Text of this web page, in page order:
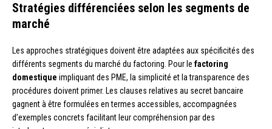
Stratégies différenciées selon les segments de
marché
Les approches stratégiques doivent être adaptées aux spécificités des
différents segments du marché du factoring. Pour le factoring
domestique impliquant des PME, la simplicité et la transparence des
procédures doivent primer. Les clauses relatives au secret bancaire
gagnent à être formulées en termes accessibles, accompagnées
d’exemples concrets facilitant leur compréhension par des